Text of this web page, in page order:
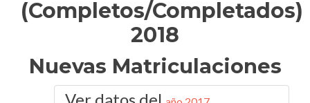
(Completos/Completados)
2018
Nuevas Matriculaciones